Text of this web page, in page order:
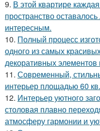
9. В этой квартире
пространство
интересным.
10. Полный процесс
одного из самых
декоративных элементов
11. Современный,
интерьер площадью 60 кв.
12. Интерьер уютного
столовая плавно
атмосферу гармонии и